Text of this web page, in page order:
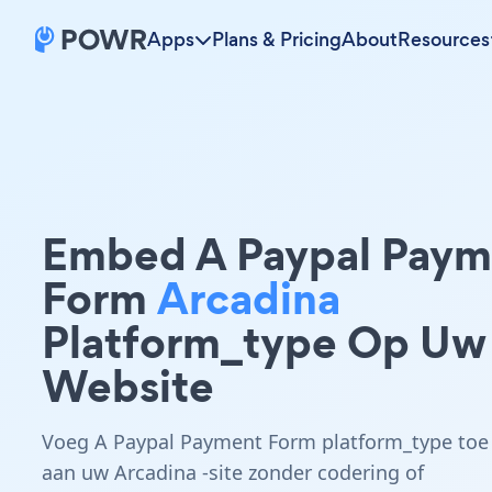
Apps Plans & PricingAboutResources
Embed A Paypal
FormArcadina
Platform_type Op Uw
Website
Voeg A Paypal Payment Form platform_type toe
aan uw Arcadina -site zonder codering of